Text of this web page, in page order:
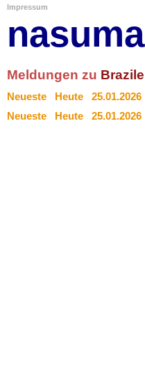
Impressum
nasuma
Meldungen zu Brazile
Neueste Heute 25.01.2026
Neueste
Heute 25.01.2026